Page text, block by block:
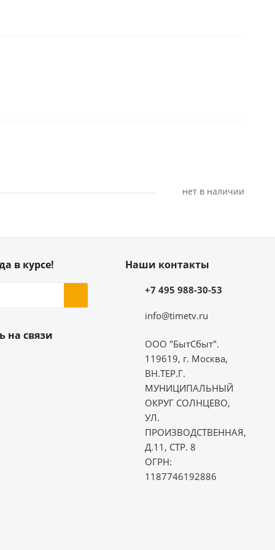
Нет в наличии
в курсе!
на связи
Наши контакты
+7 495 988-30-53
info@timetv.ru
ООО "БытСбыт".
119619, г. Москва,
ВН.ТЕР.Г.
МУНИЦИПАЛЬНЫЙ
ОКРУГ СОЛНЦЕВО,
УЛ.
ПРОИЗВОДСТВЕННАЯ,
Д.11, СТР. 8
ОГРН:
1187746192886